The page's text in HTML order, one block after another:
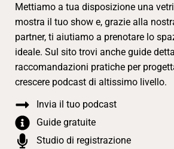
Mettiamo a tua disposizione una
mostra il tuo show e, grazie alla
partner, ti aiutiamo a prenotare lo
ideale. Sul sito trovi anche guide
raccomandazioni pratiche per
crescere podcast di altissimo livello.
Invia il tuo podcast
Guide gratuite
Studio di registrazione